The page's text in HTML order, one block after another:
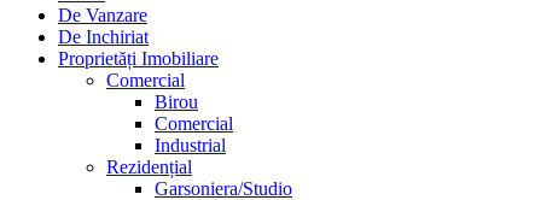
De Vanzare
De Inchiriat
Proprietăți Imobiliare
Comercial
Birou
Comercial
Industrial
Rezidențial
Garsoniera/Studio